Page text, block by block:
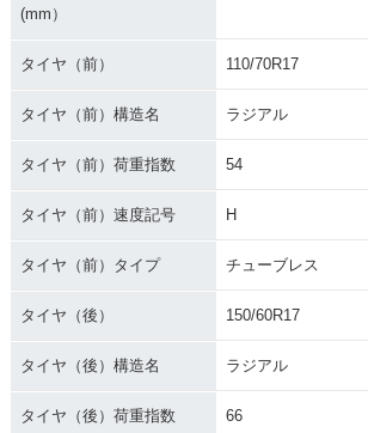
(mm）
タイヤ（前） 110/70R17
タイヤ（前）構造名 ラジアル
タイヤ（前）荷重指数 54
タイヤ（前）速度記号 H
タイヤ（前）タイプ チューブレス
タイヤ（後） 150/60R17
タイヤ（後）構造名 ラジアル
タイヤ（後）荷重指数 66